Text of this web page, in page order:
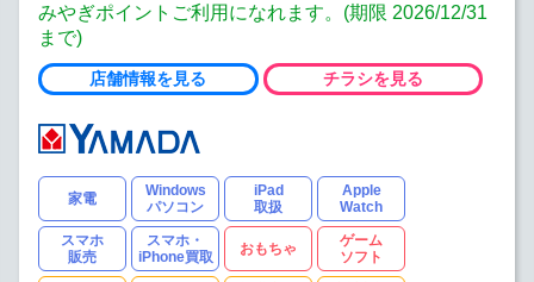
みやぎポイントご利用になれます。(期限 2026/12/31
まで)
店舗情報を見る チラシを見る
家電
Windows
パソコン
iPad
取扱
Apple
Watch
スマホ
販売
スマホ・
iPhone買取
おもちゃ
ゲーム
ソフト